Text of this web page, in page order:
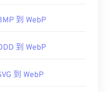
一款常用的 ICO 檔案
Pro。
到 WebP
到 WebP
到 WebP